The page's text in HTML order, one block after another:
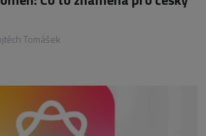
Tomášek